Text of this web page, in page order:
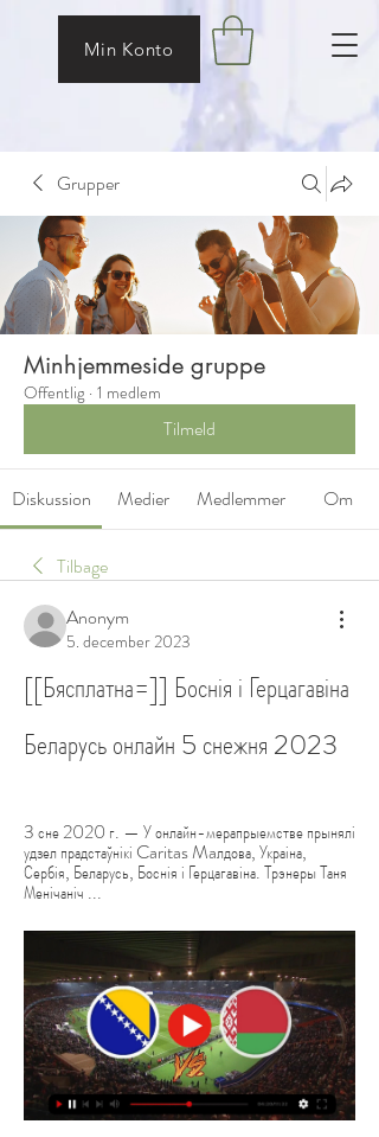
Min Konto
Grupper
Minhjemmeside gruppe
Offentlig · 1 medlem
Tilmeld
Diskussion Medier Medlemmer Om
Tilbage
Anonym
5. december 2023
[[Бясплатна=]] Боснія і Герцагавіна
Беларусь онлайн 5 снежня 2023
3 сне 2020 г. — У онлайн-мерапрыемстве прынялі
удзел прадстаўнікі Caritas Maлдова, Украіна,
Сербія, Беларусь, Боснія і Герцагавіна. Трэнеры Таня
Менічаніч ...